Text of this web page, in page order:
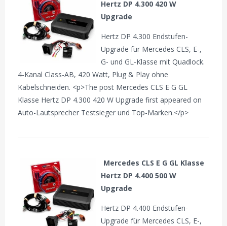
Hertz DP 4.300 420 W
Upgrade
Hertz DP 4.300 Endstufen-
Upgrade für Mercedes CLS, E-,
G- und GL-Klasse mit Quadlock.
4-Kanal Class-AB, 420 Watt, Plug & Play ohne
Kabelschneiden. <p>The post Mercedes CLS E G GL
Klasse Hertz DP 4.300 420 W Upgrade first appeared on
Auto-Lautsprecher Testsieger und Top-Marken.</p>
Mercedes CLS E G GL Klasse
Hertz DP 4.400 500 W
Upgrade
Hertz DP 4.400 Endstufen-
Upgrade für Mercedes CLS, E-,